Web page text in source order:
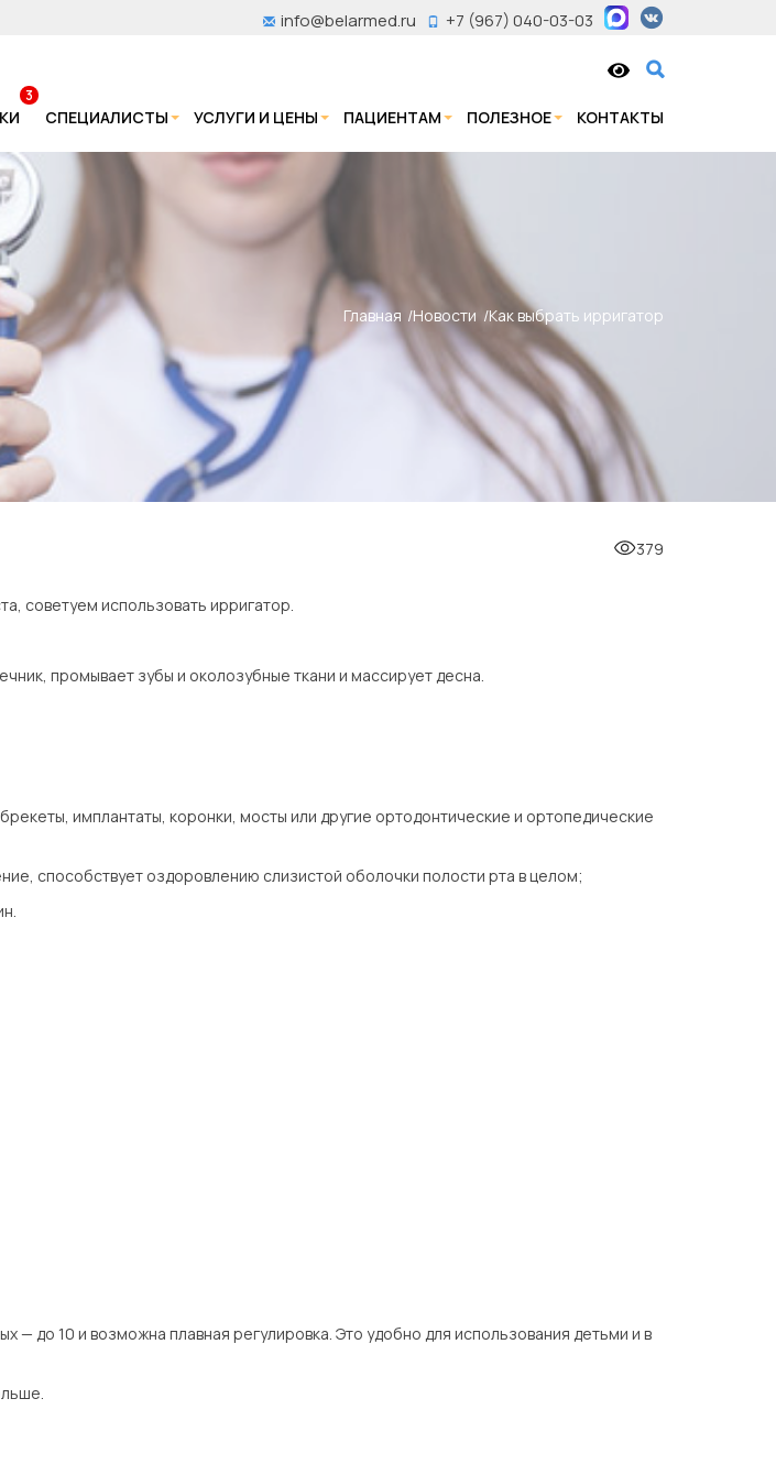
+7 (967) 040-03-03
info@belarmed.ru
3
СПЕЦИАЛИСТЫ УСЛУГИ И ЦЕНЫ ПАЦИЕНТАМ ПОЛЕЗНОЕ КОНТАКТЫ
Главная Новости Как выбрать ирригатор
379
советуем использовать ирригатор.
промывает зубы и околозубные ткани и массирует десна.
имплантаты, коронки, мосты или другие ортодонтические и ортопедические
способствует оздоровлению слизистой оболочки полости рта в целом;
— до 10 и возможна плавная регулировка. Это удобно для использования детьми и в